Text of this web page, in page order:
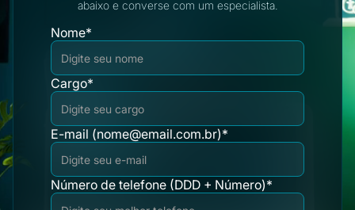
abaixo e converse com um especialista.
Nome*
Cargo*
E-mail (nome@email.com.br)*
Número de telefone (DDD + Número)*